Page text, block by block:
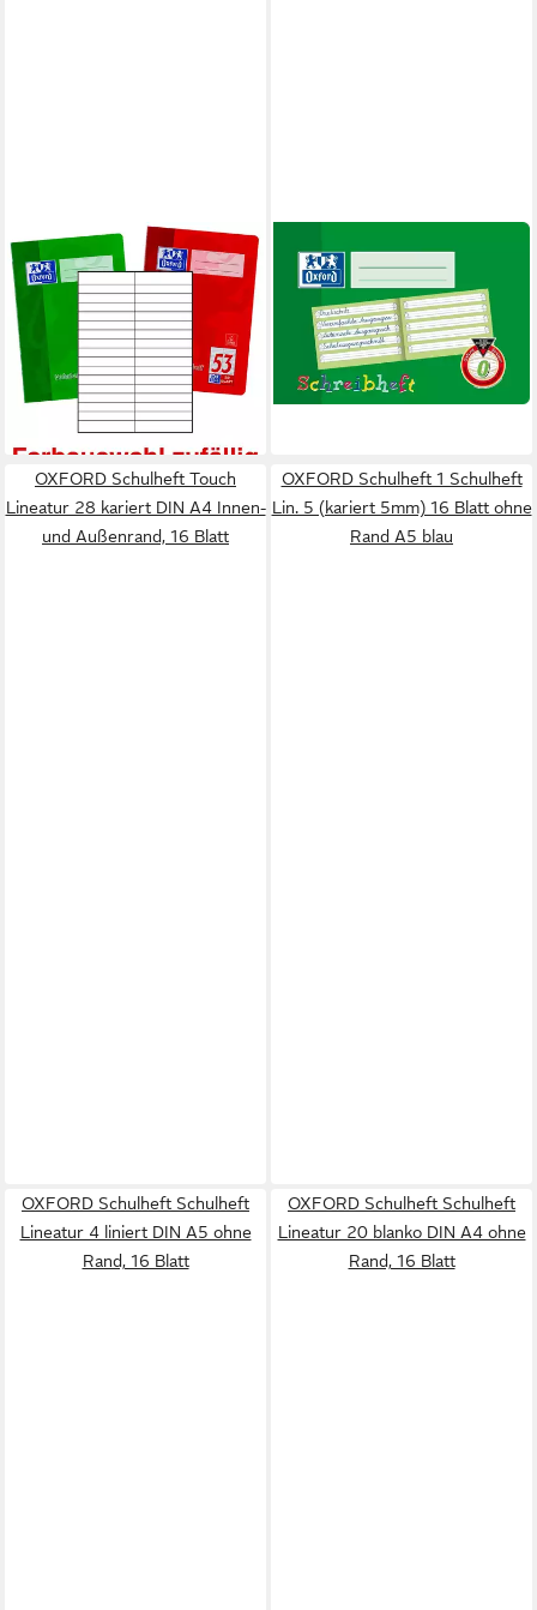
OXFORD
Vokabelheft 1 Vokabelheft mit
2-Spalten Lin. 53 (liniert) A5
ohne Rand, Keine Farbwahl
möglich!
7,52 €
lieferbar - in 8-10 Werktagen bei
OXFORD
Schulheft Schreiblernheft A5
quer Lineatur 0 VE=10x16
Blatt
19,30 €
lieferbar in 4 Wochen
OXFORD Schulheft Touch
Lineatur 28 kariert DIN A4 Innen-
und Außenrand, 16 Blatt
OXFORD Schulheft 1 Schulheft
Lin. 5 (kariert 5mm) 16 Blatt ohne
Rand A5 blau
OXFORD Schulheft Schulheft
Lineatur 4 liniert DIN A5 ohne
Rand, 16 Blatt
OXFORD Schulheft Schulheft
Lineatur 20 blanko DIN A4 ohne
Rand, 16 Blatt